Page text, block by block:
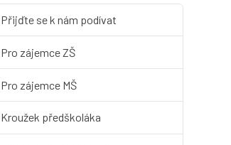
Přijďte se k nám podívat
Pro zájemce ZŠ
Pro zájemce MŠ
Kroužek předškoláka